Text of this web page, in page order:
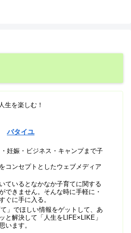
人生を楽しむ！
バタイユ
妊娠・ビジネス・キャンプまで子
コンセプトとしたウェブメディア
ているとなかなか子育てに関する
できません。そんな時に手軽に・
ぐに手に入る。
」でほしい情報をゲットして、あ
と解決して「人生をLIFE×LIKE」
います。